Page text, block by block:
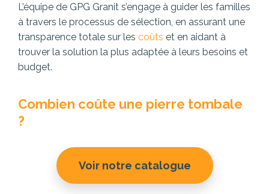
L’équipe de GPG Granit s’engage à guider les familles
à travers le processus de sélection, en assurant une
transparence totale sur les coûts et en aidant à
trouver la solution la plus adaptée à leurs besoins et
budget.
Combien coûte une pierre tombale
?
Voir notre catalogue